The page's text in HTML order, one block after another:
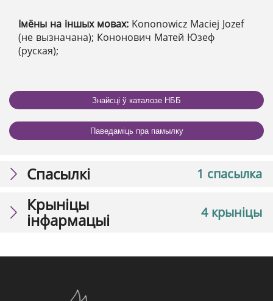
Імёны на іншых мовах: Kononowicz Maciej Jozef
(не вызначана); Кононович Матей Юзеф
(руская);
Знайсці ў каталозе НББ
Паведаміць пра памылку
1 спасылка
Спасылкі
4 крыніцы
Крыніцы
інфармацыі